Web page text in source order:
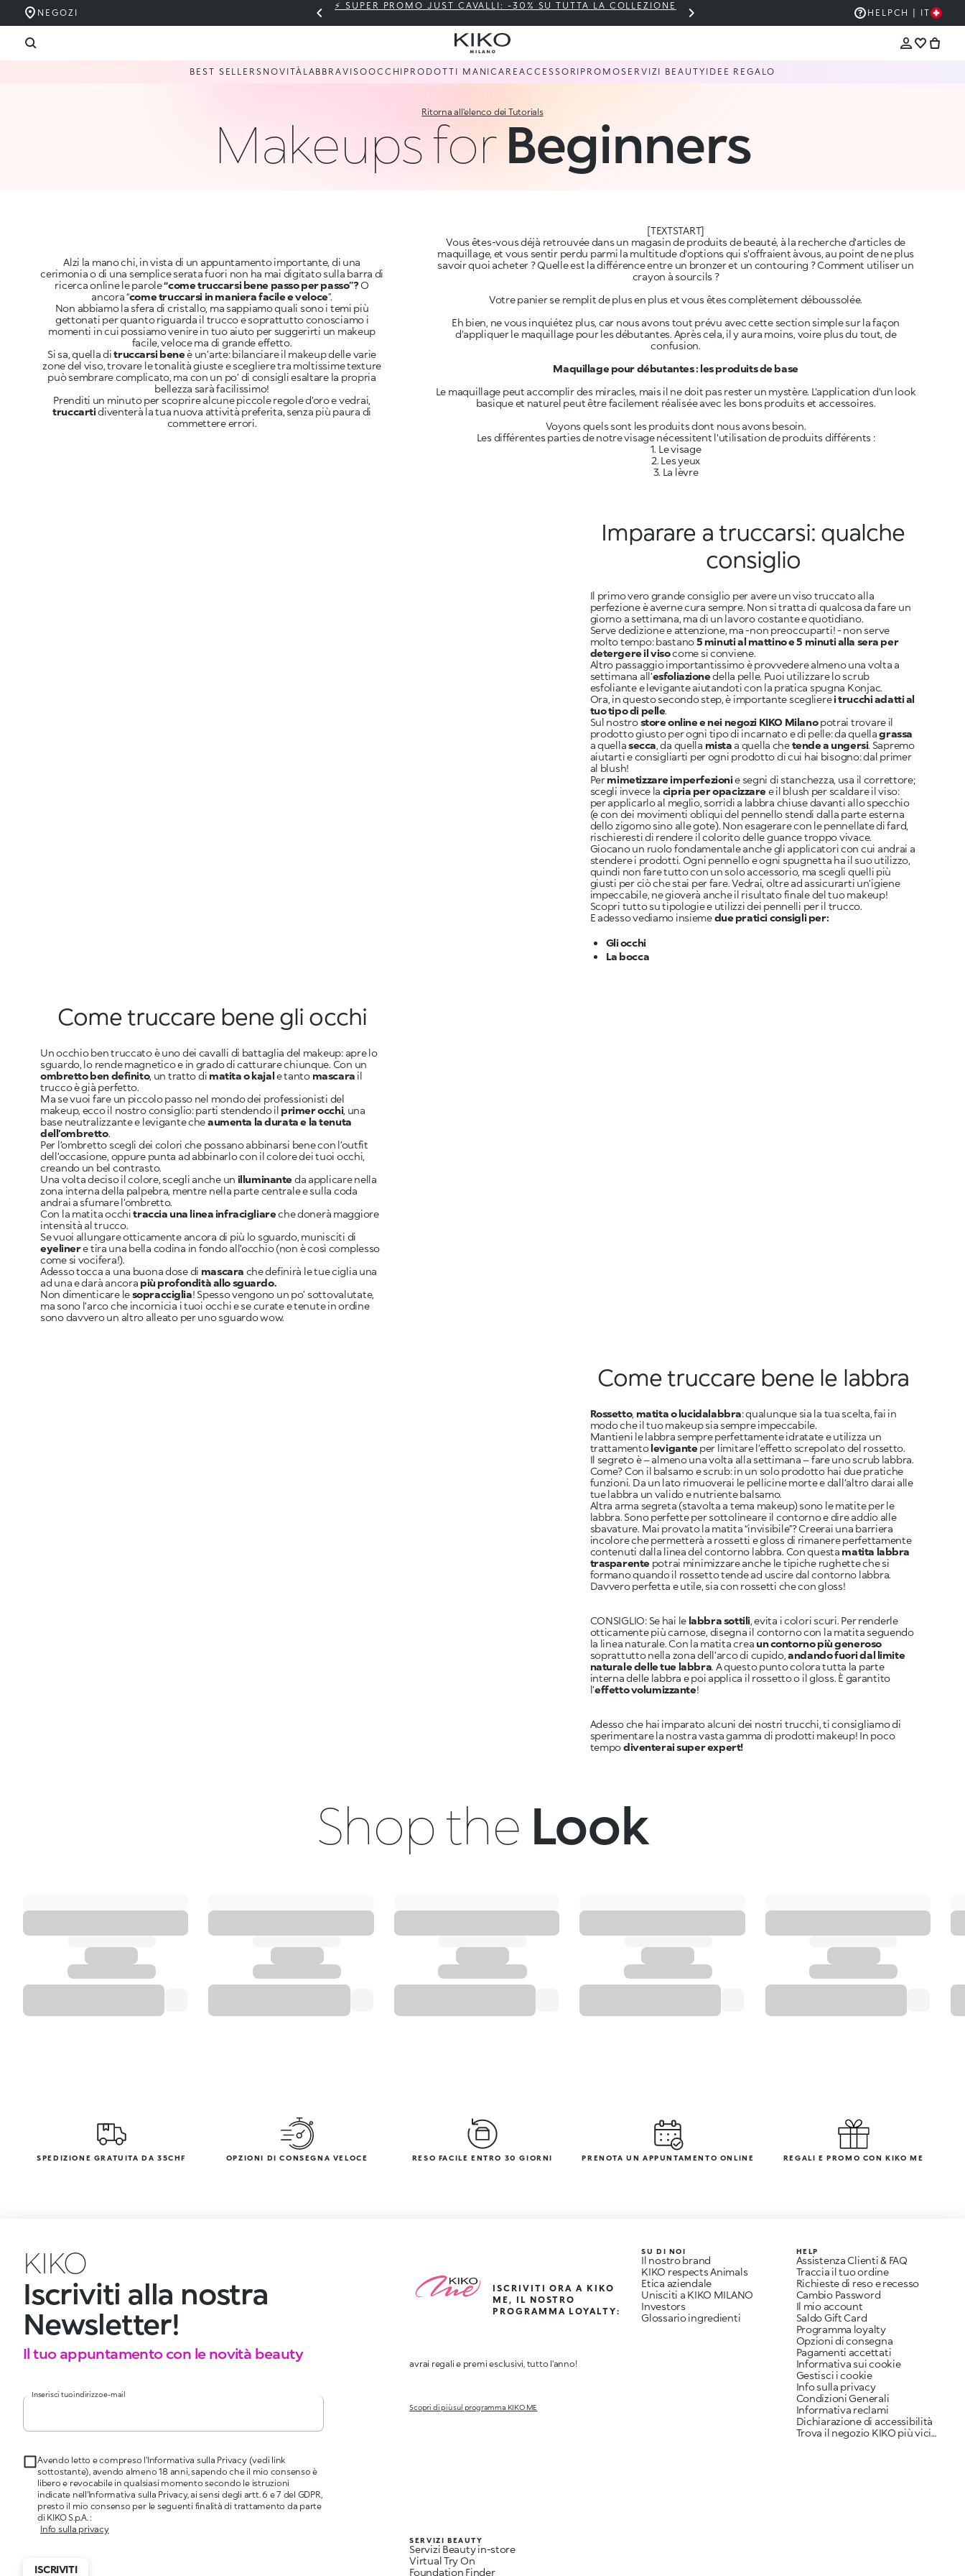
NEGOZI
⚡ SUPER PROMO JUST CAVALLI: -30% SU TUTTA LA COLLEZIONE THE KIKO SALE: FINO AL 50% DI
HELPCH | IT
BEST SELLERS NOVITÀ LABBRAVISOOCCHI PRODOTTI MANICAREACCESSORI PROMOSERVIZI BEAUTY IDEE REGALO
Ritorna all'elenco dei Tutorials
Makeups forBeginners
Alzi la mano chi, in vista di un appuntamento importante, di una
cerimonia o di una semplice serata fuori non ha mai digitato sulla barra di
ricerca online le parole“come truccarsi bene passo per passo”?O
ancora “come truccarsi in maniera facile e veloce”.
Non abbiamo la sfera di cristallo, ma sappiamo quali sono i temi più
gettonati per quanto riguarda il trucco e soprattutto conosciamo i
momenti in cui possiamo venire in tuo aiuto per suggerirti un makeup
facile, veloce ma di grande effetto.
Si sa, quella ditruccarsi beneè un’arte: bilanciare il makeup delle varie
zone del viso, trovare le tonalità giuste e scegliere tra moltissime texture
può sembrare complicato, ma con un po’ di consigli esaltare la propria
bellezza sarà facilissimo!
Prenditi un minuto per scoprire alcune piccole regole d’oro e vedrai,
truccartidiventerà la tua nuova attività preferita, senza più paura di
commettere errori.
[TEXTSTART]
Vous êtes-vous déjà retrouvée dans un magasin de produits de beauté, à la recherche d'articles de
maquillage, et vous sentir perdu parmi la multitude d'options qui s'offraient àvous, au point de ne plus
savoir quoi acheter ? Quelle est la différence entre un bronzer et un contouring ? Comment utiliser un
crayon à sourcils ?
Votre panier se remplit de plus en plus et vous êtes complètement déboussolée.
Eh bien, ne vous inquiétez plus, car nous avons tout prévu avec cette section simple sur la façon
d'appliquer le maquillage pour les débutantes. Après cela, il y aura moins, voire plus du tout, de
confusion.
Maquillage pour débutantes : les produits de base
Le maquillage peut accomplir des miracles, mais il ne doit pas rester un mystère. L'application d'un look
basique et naturel peut être facilement réalisée avec les bons produits et accessoires.
Voyons quels sont les produits dont nous avons besoin.
Les différentes parties de notre visage nécessitent l'utilisation de produits différents :
1. Le visage
2. Les yeux
3. La lèvre
Imparare a truccarsi: qualche
consiglio
Il primo vero grande consiglio per avere un viso truccato alla
perfezione è averne cura sempre. Non si tratta di qualcosa da fare un
giorno a settimana, ma di un lavoro costante e quotidiano.
Serve dedizione e attenzione, ma -non preoccuparti! - non serve
molto tempo: bastano5 minuti al mattino e 5 minuti alla sera per
detergere il visocome si conviene.
Altro passaggio importantissimo è provvedere almeno una volta a
settimana all’esfoliazionedella pelle. Puoi utilizzare loscrub
esfoliante e leviganteaiutandoti con la pratica spugna Konjac.
Ora, in questo secondo step, è importante sceglierei trucchi adatti al
tuo tipo di pelle.
Sul nostrostore online e nei negozi KIKO Milanopotrai trovare il
prodotto giusto per ogni tipo di incarnato e di pelle: da quellagrassa
a quellasecca, da quella mista a quella chetende a ungersi. Sapremo
aiutarti e consigliarti per ogni prodotto di cui hai bisogno: dal primer
al blush!
Permimetizzare imperfezionie segni di stanchezza, usa il correttore;
scegli invece la cipria per opacizzaree il blush per scaldare il viso:
per applicarlo al meglio, sorridi a labbra chiuse davanti allo specchio
(e con dei movimenti obliqui del pennello stendi dalla parte esterna
dello zigomo sino alle gote). Non esagerare con le pennellate di fard,
rischieresti di rendere il colorito delle guance troppo vivace.
Giocano un ruolo fondamentale anche gli applicatori con cui andrai a
stendere i prodotti. Ogni pennello e ogni spugnetta ha il suo utilizzo,
quindi non fare tutto con un solo accessorio, ma scegli quelli più
giusti per ciò che stai per fare. Vedrai, oltre ad assicurarti un’igiene
impeccabile, ne gioverà anche il risultato finale del tuo makeup!
Scopri tutto sutipologie e utilizzi dei pennelli per il trucco.
E adesso vediamo insiemedue pratici consigli per:
Gli occhi
La bocca
Come truccare bene gli occhi
Un occhio ben truccato è uno dei cavalli di battaglia del makeup: apre lo
sguardo, lo rende magnetico e in grado di catturare chiunque. Con un
ombretto ben definito, un tratto di matita o kajale tanto mascara il
trucco è già perfetto.
Ma se vuoi fare un piccolo passo nel mondo dei professionisti del
makeup, ecco il nostro consiglio: parti stendendo il primer occhi, una
base neutralizzante e levigante cheaumenta la durata e la tenuta
dell’ombretto.
Per l’ombretto scegli dei colori che possano abbinarsi bene con l’outfit
dell’occasione, oppure punta ad abbinarlo con il colore dei tuoi occhi,
creando un bel contrasto.
Una volta deciso il colore, scegli anche un illuminanteda applicare nella
zona interna della palpebra, mentre nella parte centrale e sulla coda
andrai a sfumare l’ombretto.
Con la matita occhitraccia una linea infracigliareche donerà maggiore
intensità al trucco.
Se vuoi allungare otticamente ancora di più lo sguardo, munisciti di
eyelinere tira una bella codina in fondo all’occhio (non è così complesso
come si vocifera!).
Adesso tocca a una buona dose di mascara che definirà le tue ciglia una
ad una e darà ancora più profondità allo sguardo.
Non dimenticare lesopracciglia! Spesso vengono un po’ sottovalutate,
ma sono l’arco che incornicia i tuoi occhi e se curate e tenute in ordine
sono davvero un altro alleato per uno sguardo wow.
Come truccare bene le labbra
Rossetto, matita o lucidalabbra: qualunque sia la tua scelta, fai in
modo che il tuo makeup sia sempre impeccabile.
Mantieni le labbra sempre perfettamente idratate e utilizza un
trattamentoleviganteper limitare l’effetto screpolato del rossetto.
Il segreto è – almeno una volta alla settimana – fare uno scrub labbra.
Come? Con il balsamo e scrub: in un solo prodotto hai due pratiche
funzioni. Da un lato rimuoverai le pellicine morte e dall’altro darai alle
tue labbra un valido e nutriente balsamo.
Altra arma segreta (stavolta a tema makeup) sono le matiteper le
labbra. Sono perfette per sottolineare il contorno e dire addio alle
sbavature. Mai provato la matita “invisibile”? Creerai una barriera
incolore che permetterà a rossetti e gloss di rimanere perfettamente
contenuti dalla linea del contorno labbra. Con questa matita labbra
trasparentepotrai minimizzare anche le tipiche rughette che si
formano quando il rossetto tende ad uscire dal contorno labbra.
Davvero perfetta e utile, sia con rossetti che con gloss!
CONSIGLIO: Se hai le labbra sottili, evita i colori scuri. Per renderle
otticamente più carnose, disegna il contorno con la matita seguendo
la linea naturale. Con la matita crea un contorno più generoso
soprattutto nella zona dell’arco di cupido,andando fuori dal limite
naturale delle tue labbra. A questo punto colora tutta la parte
interna delle labbra e poi applica il rossetto o il gloss. È garantito
l’effetto volumizzante!
Adesso che hai imparato alcuni dei nostri trucchi, ti consigliamo di
sperimentare la nostra vasta gamma di prodotti makeup! In poco
tempodiventerai super expert!
Shop the Look
SPEDIZIONE GRATUITA DA 35CHF OPZIONI DI CONSEGNA VELOCE RESO FACILE ENTRO 30 GIORNI PRENOTA UN APPUNTAMENTO ONLINE REGALI E PROMO CON KIKO ME
KIKO
Iscriviti alla nostra
Newsletter!
Il tuo appuntamento con le novità beauty
Inserisci tuo indirizzo e-mail
Avendo letto e compreso l'Informativa sulla Privacy (vedi link
sottostante), avendo almeno 18 anni, sapendo che il mio consenso è
libero e revocabile in qualsiasi momento secondo le istruzioni
indicate nell'Informativa sulla Privacy, ai sensi degli artt. 6 e 7 del GDPR,
presto il mio consenso per le seguenti finalità di trattamento da parte
di KIKO S.p.A. :
Info sulla privacy
ISCRIVITI
ISCRIVITI ORA A KIKO
ME, IL NOSTRO
PROGRAMMA LOYALTY:
avrai regali e premi esclusivi, tutto l'anno!
Scopri di più sul programma KIKO ME
SERVIZI BEAUTY
Servizi Beauty in-store
Virtual Try On
Foundation Finder
SU DI NOI
Il nostro brand
KIKO respects Animals
Etica aziendale
Unisciti a KIKO MILANO
Investors
Glossario ingredienti
HELP
Assistenza Clienti & FAQ
Traccia il tuo ordine
Richieste di reso e recesso
Cambio Password
Il mio account
Saldo Gift Card
Programma loyalty
Opzioni di consegna
Pagamenti accettati
Informativa sui cookie
Gestisci i cookie
Info sulla privacy
Condizioni Generali
Informativa reclami
Dichiarazione di accessibilità
Trova il negozio KIKO più vicino a te